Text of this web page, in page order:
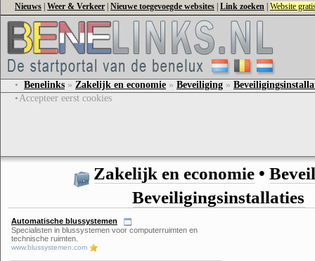
Nieuws Weer & Verkeer Nieuwe toegevoegde websites Link zoeken Website
• Benelinks » Zakelijk en economie » Beveiliging »
•Accepteer eerst cookies
Zakelijk en economie •
Beveiligingsinstallaties
Automatische blussystemen
Specialisten in blussystemen voor computerruimten en
technische ruimten.
www.blussystemen.com